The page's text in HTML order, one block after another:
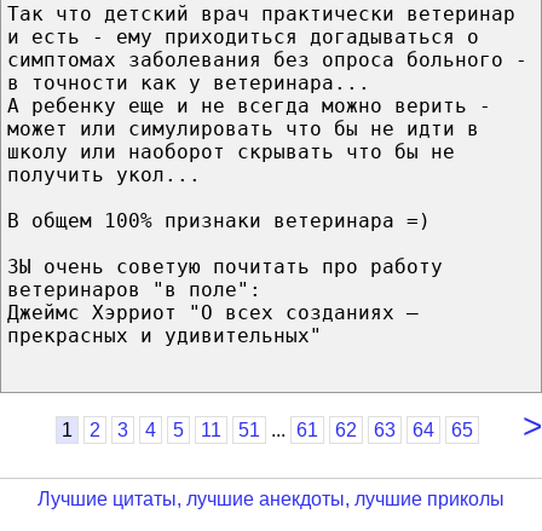
Так что детский врач практически ветеринар
и есть - ему приходиться догадываться о
симптомах заболевания без опроса больного -
в точности как у ветеринара...
А ребенку еще и не всегда можно верить -
может или симулировать что бы не идти в
школу или наоборот скрывать что бы не
получить укол...
В общем 100% признаки ветеринара =)
ЗЫ очень советую почитать про работу
ветеринаров "в поле":
Джеймс Хэрриот "О всех созданиях –
прекрасных и удивительных"
>
1 2 3 4 5 11 51 ... 61 62 63 64 65
Лучшие цитаты, лучшие анекдоты, лучшие приколы